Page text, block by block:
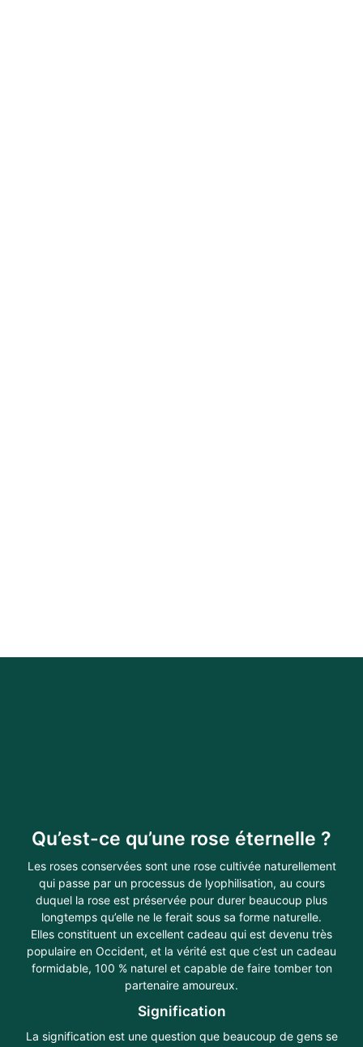
Qu’est-ce qu’une rose éternelle ?
Les roses conservées sont une rose cultivée naturellement
qui passe par un processus de lyophilisation, au cours
duquel la rose est préservée pour durer beaucoup plus
longtemps qu’elle ne le ferait sous sa forme naturelle.
Elles constituent un excellent cadeau qui est devenu très
populaire en Occident, et la vérité est que c’est un cadeau
formidable, 100 % naturel et capable de faire tomber ton
partenaire amoureux.
Signification
La signification est une question que beaucoup de gens se